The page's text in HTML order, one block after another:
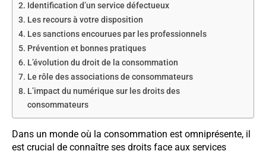
Identification d’un service défectueux
Les recours à votre disposition
Les sanctions encourues par les professionnels
Prévention et bonnes pratiques
L’évolution du droit de la consommation
Le rôle des associations de consommateurs
L’impact du numérique sur les droits des
consommateurs
Dans un monde où la consommation est omniprésente, il
est crucial de connaître ses droits face aux services